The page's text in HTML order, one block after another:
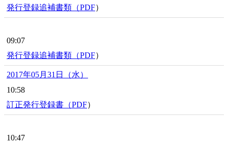
発行登録追補書類（PDF）
09:07
発行登録追補書類（PDF）
2017年05月31日（水）
10:58
訂正発行登録書（PDF）
10:47